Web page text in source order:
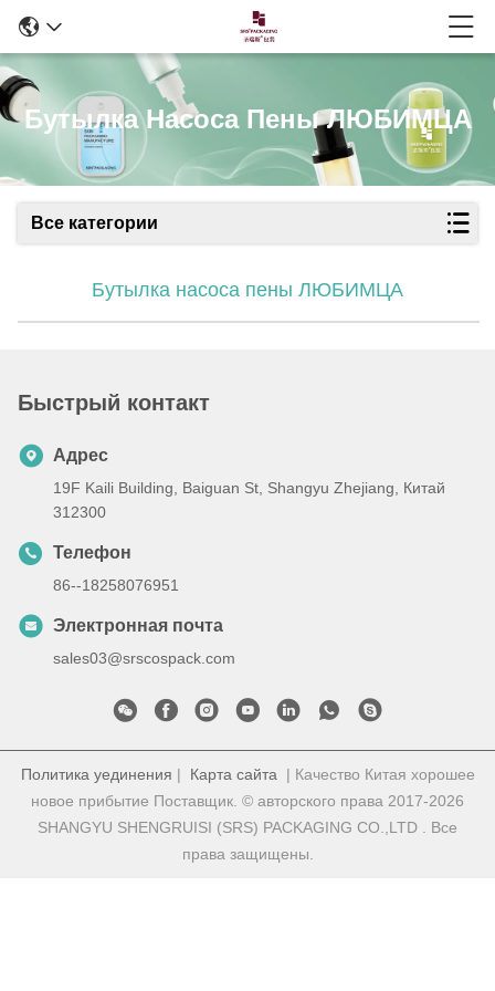
Бутылка Насоса Пены ЛЮБИМЦА
Все категории
Бутылка насоса пены ЛЮБИМЦА
Быстрый контакт
Адрес
19F Kaili Building, Baiguan St, Shangyu Zhejiang, Китай
312300
Телефон
86--18258076951
Электронная почта
sales03@srscospack.com
Политика уединения | Карта сайта | Качество Китая хорошее
новое прибытие Поставщик. © авторского права 2017-2026
SHANGYU SHENGRUISI (SRS) PACKAGING CO.,LTD . Все
права защищены.